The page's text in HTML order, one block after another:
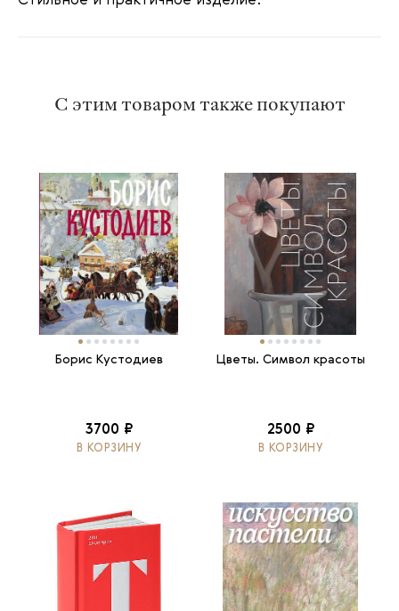
С этим товаром также покупают
Борис Кустодиев
3700 ₽
В КОРЗИНУ
Цветы. Символ красоты
2500 ₽
В КОРЗИНУ